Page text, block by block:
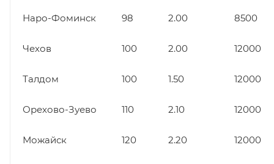
Наро-Фоминск 98 2.00 8500
Чехов 100 2.00 12000
Талдом 100 1.50 12000
Орехово-Зуево 110 2.10 12000
Можайск 120 2.20 12000